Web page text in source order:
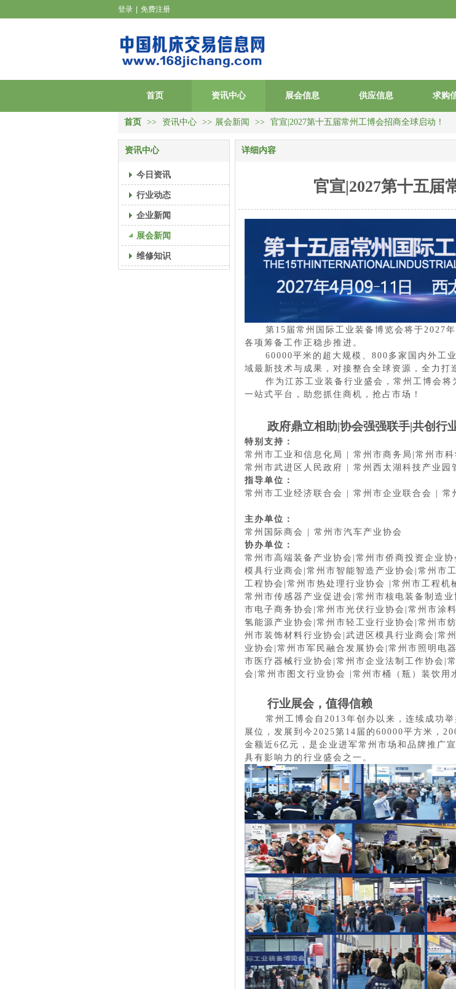
登录 免费注册
首页 资讯中心 展会信息 供应信息 求购
首页 >> 资讯中心 >> 展会新闻 >> 官宣|2027第十五届常州工博会招商全球启动！
资讯中心
今日资讯
行业动态
企业新闻
展会新闻
维修知识
详细内容
官宣|2027第十五届
第 15届常州国际工业装备博览会将于2027
各项筹备工作正稳步推进。
60000平米的超大规模、800多家国内外工
域最新技术与成果，对接整合全球资源，全力打
作为江苏工业装备行业盛会，常州工博会
一站式平台，助您抓住商机，抢占市场！
政府鼎立相助|协会强强联手|共创行
特别支持：
常州市工业和信息化局
| 常州市商务局|常州市科
常州市武进区人民政府
| 常州西太湖科技产业园
指导单位：
常州市工业经济联合会
| 常州市企业联合会 | 常
主办单位：
常州国际商会
| 常州市汽车产业协会
协办单位：
常州市高端装备产业协会 |常州市侨商投资企业
模具行业商会 常州市智能智造产业协会 常州市
工程协会 常州市热处理行业协会 常州市工程机
常州市传感器产业促进会 常州市核电装备制造业
市电子商务协会 常州市光伏行业协会 常州市涂
氢能源产业协会 常州市轻工业行业协会 常州市
州市装饰材料行业协会 武进区模具行业商会 常
业协会 常州市军民融合发展协会 常州市照明电
市医疗器械行业协会 常州市企业法制工作协会
会 常州市图文行业协会 常州市桶（瓶）装饮用
行业展会，值得信赖
常州工博会自 2013年创办以来，连续成功举
展位，发展到今2025第 1 4 届的 60000平方米，
金额近6亿元，是企业进军常州市场和品牌推广
具有影响力的行业盛会之一。